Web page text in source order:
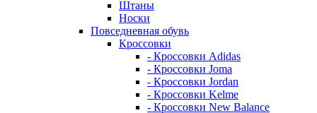
Штаны
Носки
Повседневная обувь
Кроссовки
- Кроссовки Adidas
- Кроссовки Joma
- Кроссовки Jordan
- Кроссовки Kelme
- Кроссовки New Balance